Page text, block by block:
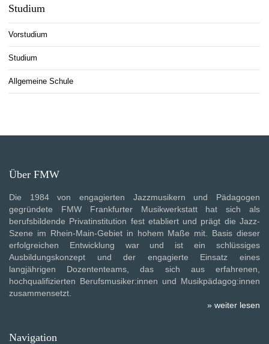
Studium
Vorstudium
Studium
Allgemeine Schule
Über FMW
Die 1984 von engagierten Jazzmusikern und Pädagogen
gegründete FMW Frankfurter Musikwerkstatt hat sich als
berufsbildende Privatinstitution fest etabliert und prägt die Jazz-
Szene im Rhein-Main-Gebiet in hohem Maße mit. Basis dieser
erfolgreichen Entwicklung war und ist ein schlüssiges
Ausbildungskonzept und der engagierte Einsatz eines
langjährigen Dozententeams, das sich aus erfahrenen,
hochqualifizierten Berufsmusiker:innen und Musikpädagog:innen
zusammensetzt.
» weiter lesen
Navigation